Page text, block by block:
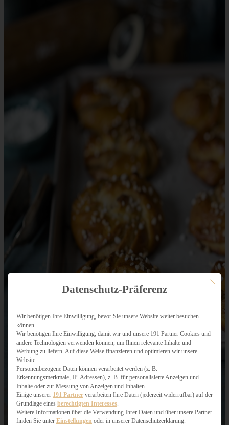
Mit
Datenschutz-Präferenz
Wir benötigen Ihre Einwilligung, bevor Sie unsere Website weiter besuchen
können.
Wir benötigen Ihre Einwilligung, damit wir und unsere 191 Partner Cookies und
andere Technologien verwenden können, um Ihnen relevante Inhalte und
Werbung zu liefern. Auf diese Weise finanzieren und optimieren wir unsere
Website.
Personenbezogene Daten können verarbeitet werden (z. B.
Erkennungsmerkmale, IP-Adressen), z. B. für personalisierte Anzeigen und
Inhalte oder zur Messung von Anzeigen und Inhalten.
Einige unserer 191 Partner verarbeiten Ihre Daten (jederzeit widerrufbar) auf der
Grundlage eines berechtigten Interesses
Weitere Informationen über die Verwendung Ihrer Daten und über unsere Partner
finden Sie unter Einstellungen oder in unserer Datenschutzerklärung.